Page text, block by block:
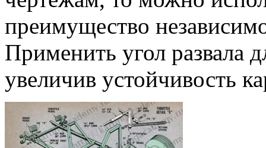
преимущество
Применить угол развала
увеличив устойчивость